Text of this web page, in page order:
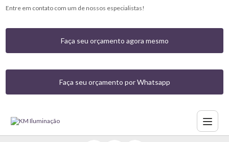
Entre em contato com um de nossos especialistas!
Faça seu orçamento agora mesmo
Faça seu orçamento por Whatsapp